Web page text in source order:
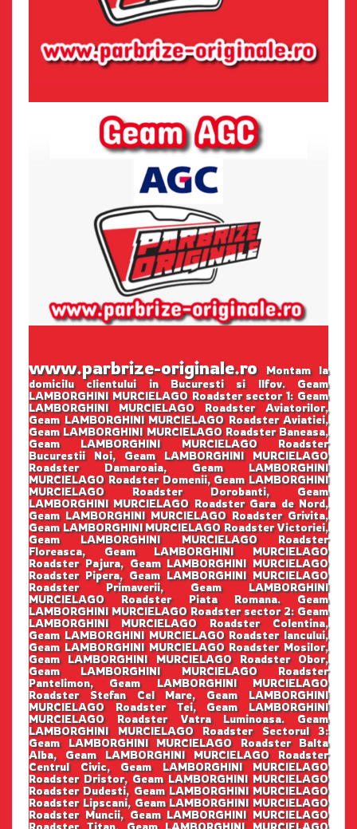
www.parbrize-originale.roMontam la
domicilu clientului in Bucuresti si Ilfov. Geam
LAMBORGHINI MURCIELAGO Roadster sector 1: Geam
LAMBORGHINI MURCIELAGO Roadster Aviatorilor,
Geam LAMBORGHINI MURCIELAGO Roadster Aviatiei,
Geam LAMBORGHINI MURCIELAGO Roadster Baneasa,
Geam LAMBORGHINI MURCIELAGO Roadster
Bucurestii Noi, Geam LAMBORGHINI MURCIELAGO
Roadster Damaroaia, Geam LAMBORGHINI
MURCIELAGO Roadster Domenii, Geam LAMBORGHINI
MURCIELAGO Roadster Dorobanti, Geam
LAMBORGHINI MURCIELAGO Roadster Gara de Nord,
Geam LAMBORGHINI MURCIELAGO Roadster Grivita,
Geam LAMBORGHINI MURCIELAGO Roadster Victoriei,
Geam LAMBORGHINI MURCIELAGO Roadster
Floreasca, Geam LAMBORGHINI MURCIELAGO
Roadster Pajura, Geam LAMBORGHINI MURCIELAGO
Roadster Pipera, Geam LAMBORGHINI MURCIELAGO
Roadster Primaverii, Geam LAMBORGHINI
MURCIELAGO Roadster Piata Romana. Geam
LAMBORGHINI MURCIELAGO Roadster sector 2: Geam
LAMBORGHINI MURCIELAGO Roadster Colentina,
Geam LAMBORGHINI MURCIELAGO Roadster Iancului,
Geam LAMBORGHINI MURCIELAGO Roadster Mosilor,
Geam LAMBORGHINI MURCIELAGO Roadster Obor,
Geam LAMBORGHINI MURCIELAGO Roadster
Pantelimon, Geam LAMBORGHINI MURCIELAGO
Roadster Stefan Cel Mare, Geam LAMBORGHINI
MURCIELAGO Roadster Tei, Geam LAMBORGHINI
MURCIELAGO Roadster Vatra Luminoasa. Geam
LAMBORGHINI MURCIELAGO Roadster Sectorul 3:
Geam LAMBORGHINI MURCIELAGO Roadster Balta
Alba, Geam LAMBORGHINI MURCIELAGO Roadster
Centrul Civic, Geam LAMBORGHINI MURCIELAGO
Roadster Dristor, Geam LAMBORGHINI MURCIELAGO
Roadster Dudesti, Geam LAMBORGHINI MURCIELAGO
Roadster Lipscani, Geam LAMBORGHINI MURCIELAGO
Roadster Muncii, Geam LAMBORGHINI MURCIELAGO